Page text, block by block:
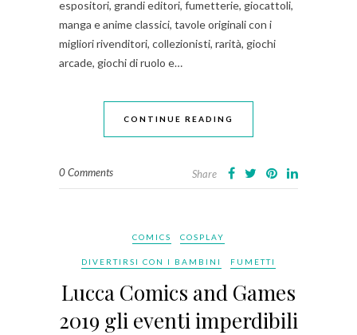
espositori, grandi editori, fumetterie, giocattoli,
manga e anime classici, tavole originali con i
migliori rivenditori, collezionisti, rarità, giochi
arcade, giochi di ruolo e…
CONTINUE READING
0 Comments Share
COMICS COSPLAY
DIVERTIRSI CON I BAMBINI FUMETTI
Lucca Comics and Games
2019 gli eventi imperdibili